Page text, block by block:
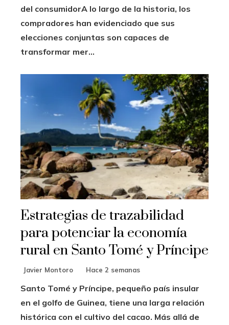
del consumidorA lo largo de la historia, los
compradores han evidenciado que sus
elecciones conjuntas son capaces de
transformar mer...
Estrategias de trazabilidad
para potenciar la economía
rural en Santo Tomé y Príncipe
Javier Montoro Hace 2 semanas
Santo Tomé y Príncipe, pequeño país insular
en el golfo de Guinea, tiene una larga relación
histórica con el cultivo del cacao. Más allá de